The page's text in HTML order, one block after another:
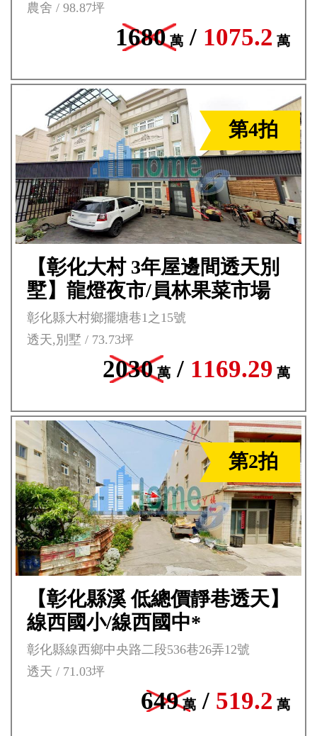
農舍 / 98.87坪
1680 萬 /1075.2 萬
第4拍
【彰化大村 3年屋邊間透天別
墅】龍燈夜市/員林果菜市場
***
彰化縣大村鄉擺塘巷1之15號
透天,別墅 / 73.73坪
2030 萬 /1169.29 萬
第2拍
【彰化縣溪 低總價靜巷透天】
線西國小/線西國中*
彰化縣線西鄉中央路二段536巷26弄12號
透天 / 71.03坪
649 萬 /519.2 萬